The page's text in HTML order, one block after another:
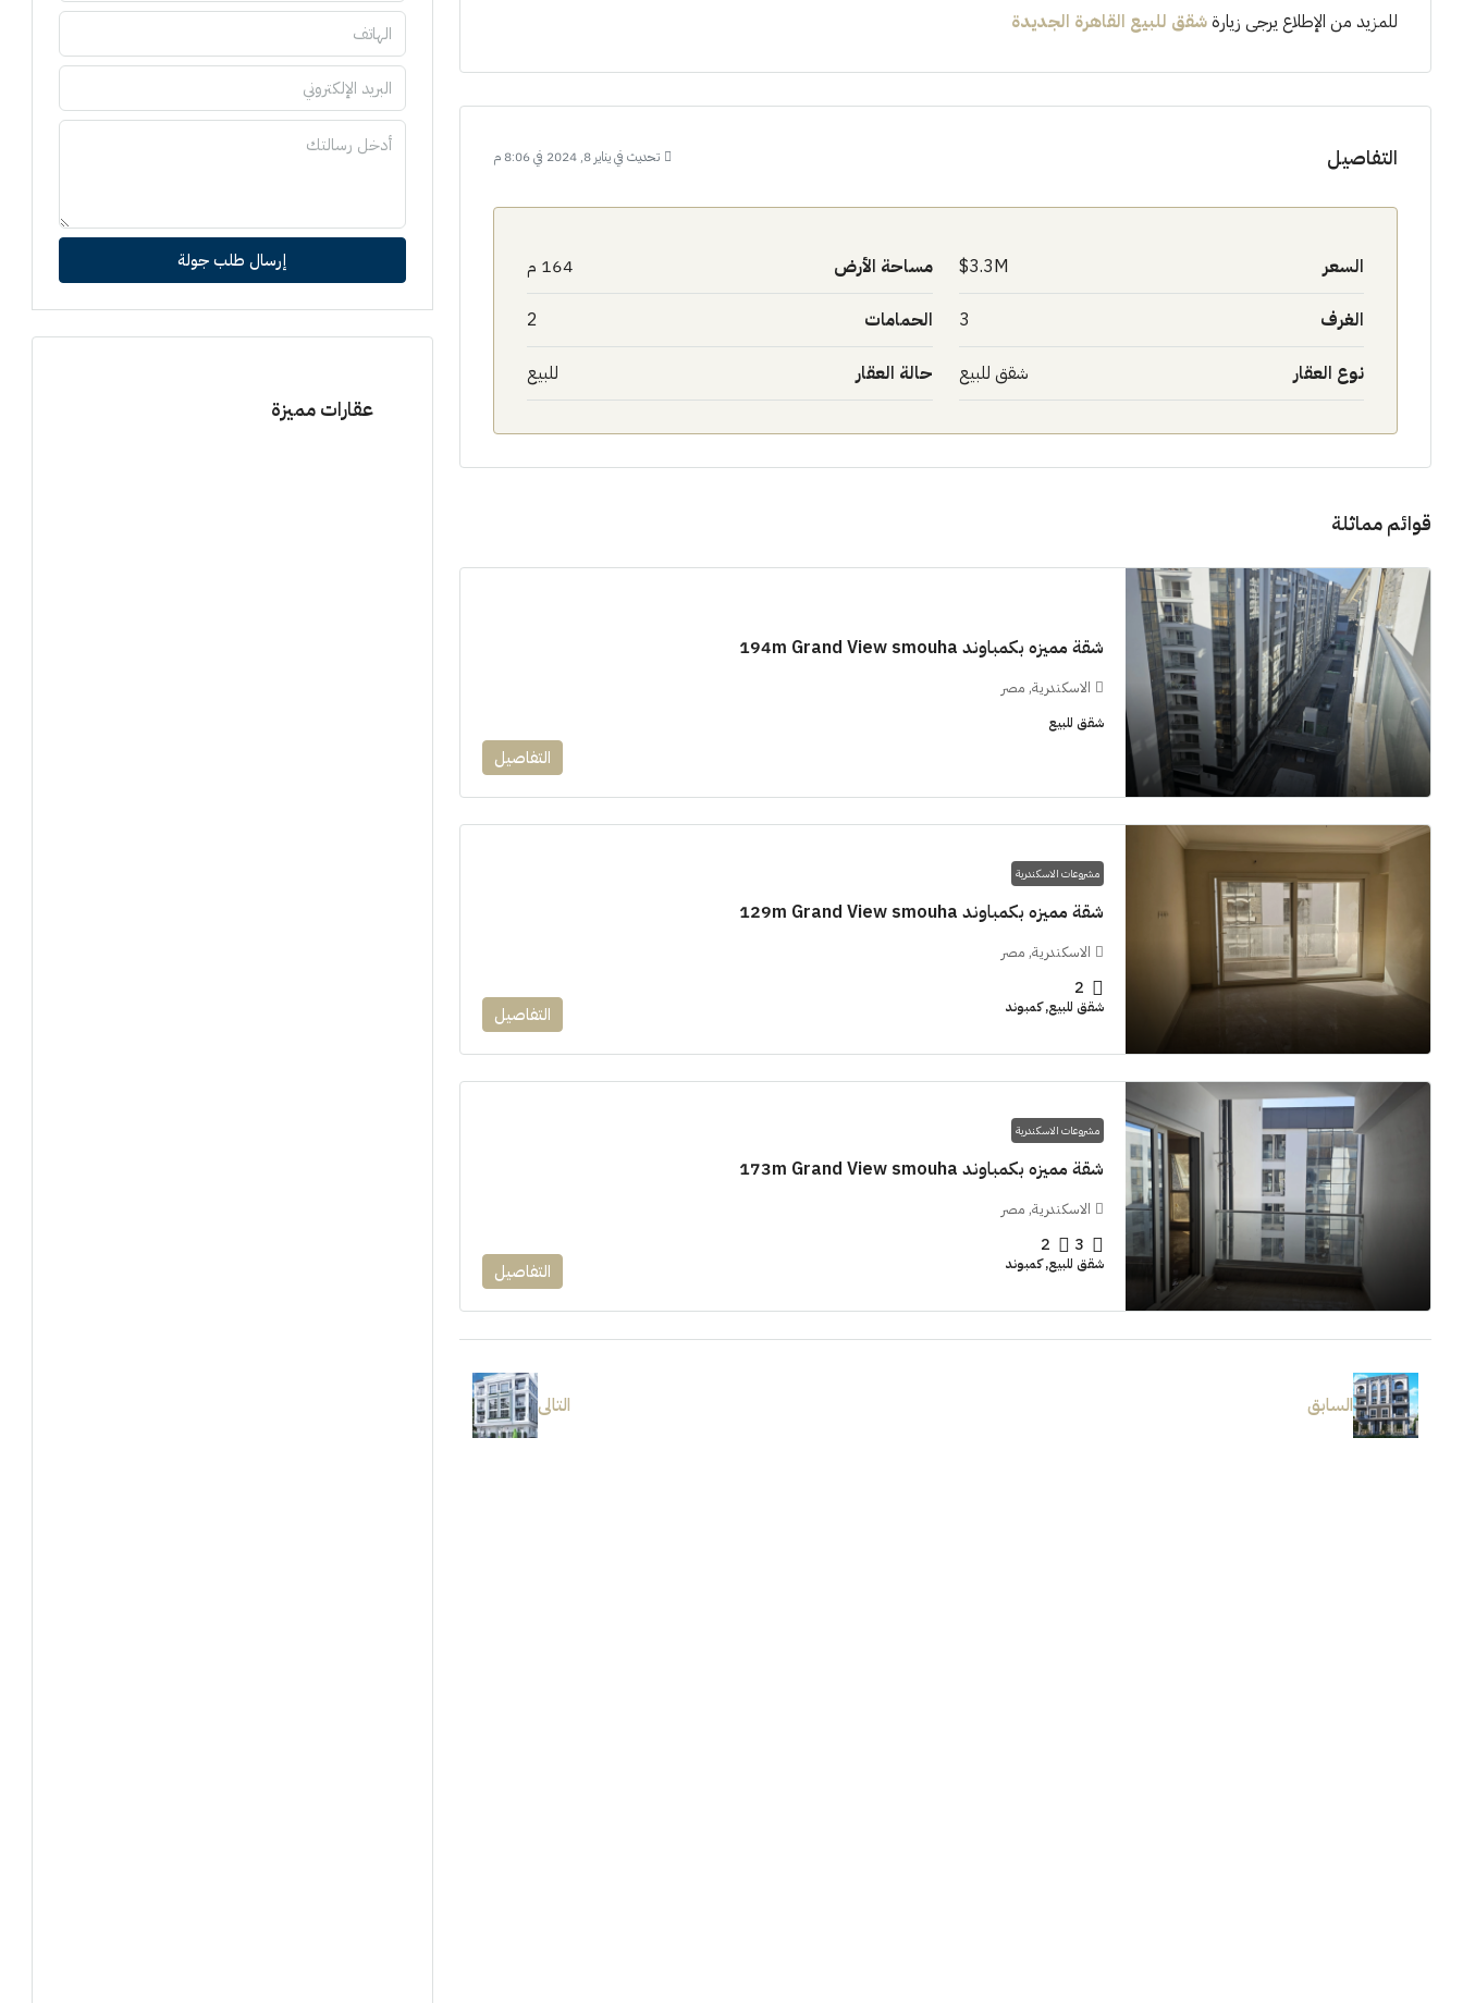
للمزيد من الإطلاع يرجى زيارةشقق للبيع القاهرة الجديدة
التفاصيل تحديث في يناير 8, 2024 في 8:06 م
السعر 3.3M$ مساحة الأرض 164 م
الغرف 3 الحمامات 2
نوع العقار شقق للبيع حالة العقار للبيع
قوائم مماثلة
شقة مميزه بكمباوند 194m Grand View smouha
الاسكندرية, مصر
شقق للبيع
التفاصيل
مشروعات الاسكندرية
شقة مميزه بكمباوند 129m Grand View smouha
الاسكندرية, مصر
2
شقق للبيع, كمبوند التفاصيل
مشروعات الاسكندرية
شقة مميزه بكمباوند 173m Grand View smouha
الاسكندرية, مصر
3
2
شقق للبيع, كمبوند التفاصيل
السابق التالى
إرسال طلب جولة
عقارات مميزة